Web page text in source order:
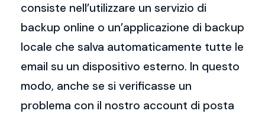
consiste nell’utilizzare un servizio di
backup online o un’applicazione di backup
locale che salva automaticamente tutte le
email su un dispositivo esterno. In questo
modo, anche se si verificasse un
problema con il nostro account di posta